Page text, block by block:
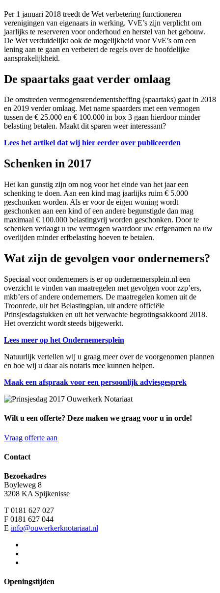
Per 1 januari 2018 treedt de Wet verbetering functioneren
verenigingen van eigenaars in werking. VvE’s zijn verplicht om
jaarlijks te reserveren voor onderhoud en herstel van het gebouw.
De Wet verduidelijkt ook de mogelijkheid voor VvE’s om een
lening aan te gaan en verbetert de regels over de hoofdelijke
aansprakelijkheid.
De spaartaks gaat verder omlaag
De omstreden vermogensrendementsheffing (spaartaks) gaat in 2018
en 2019 verder omlaag. Met name spaarders met een vermogen
tussen de € 25.000 en € 100.000 in box 3 gaan hierdoor minder
belasting betalen. Maakt dit sparen weer interessant?
Lees het artikel dat wij hier eerder over publiceerden
Schenken in 2017
Het kan gunstig zijn om nog voor het einde van het jaar een
schenking te doen. Aan een kind mag jaarlijks ruim € 5.000
geschonken worden. Als er voor de eigen woning wordt
geschonken aan een kind of een andere begunstigde dan mag
maximaal € 100.000 belastingvrij worden geschonken. Door te
schenken verlaagt u uw vermogen waardoor uw erfgenamen na uw
overlijden minder erfbelasting hoeven te betalen.
Wat zijn de gevolgen voor ondernemers?
Speciaal voor ondernemers is er op ondernemersplein.nl een
overzicht te vinden van maatregelen met gevolgen voor zzp’ers,
mkb’ers of andere ondernemers. De maatregelen komen uit de
Troonrede, uit het Belastingplan, uit andere officiële
Prinsjesdagstukken en uit het verwachte begrotingsakkoord 2018.
Het overzicht wordt steeds bijgewerkt.
Lees meer op het Ondernemersplein
Natuurlijk vertellen wij u graag meer over de voorgenomen plannen
en hoe wij u daar als notaris mee kunnen helpen.
Maak een afspraak voor een persoonlijk adviesgesprek
Wilt u een offerte? Deze maken we graag voor u in orde!
Vraag offerte aan
Contact
Bezoekadres
Boyleweg 8
3208 KA Spijkenisse
T 0181 627 027
F 0181 627 044
E info@ouwerkerknotariaat.nl
Openingstijden